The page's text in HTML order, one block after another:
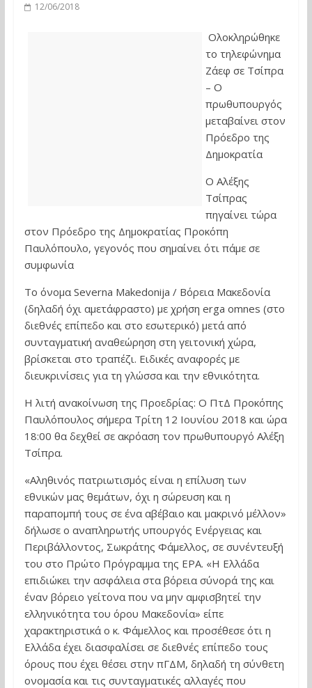
12/06/2018
Ολοκληρώθηκε
το τηλεφώνημα
Ζάεφ σε Τσίπρα
– Ο
πρωθυπουργός
μεταβαίνει στον
Πρόεδρο της
Δημοκρατία
Ο Αλέξης
Τσίπρας
πηγαίνει τώρα
στον Πρόεδρο της Δημοκρατίας Προκόπη
Παυλόπουλο, γεγονός που σημαίνει ότι πάμε σε
συμφωνία
Το όνομα Severna Makedonija / Βόρεια Μακεδονία
(δηλαδή όχι αμετάφραστο) με χρήση erga omnes (στο
διεθνές επίπεδο και στο εσωτερικό) μετά από
συνταγματική αναθεώρηση στη γειτονική χώρα,
βρίσκεται στο τραπέζι. Ειδικές αναφορές με
διευκρινίσεις για τη γλώσσα και την εθνικότητα.
Η λιτή ανακοίνωση της Προεδρίας: Ο ΠτΔ Προκόπης
Παυλόπουλος σήμερα Τρίτη 12 Ιουνίου 2018 και ώρα
18:00 θα δεχθεί σε ακρόαση τον πρωθυπουργό Αλέξη
Τσίπρα.
«Αληθινός πατριωτισμός είναι η επίλυση των
εθνικών μας θεμάτων, όχι η σώρευση και η
παραπομπή τους σε ένα αβέβαιο και μακρινό μέλλον»
δήλωσε ο αναπληρωτής υπουργός Ενέργειας και
Περιβάλλοντος, Σωκράτης Φάμελλος, σε συνέντευξή
του στο Πρώτο Πρόγραμμα της ΕΡΑ. «Η Ελλάδα
επιδιώκει την ασφάλεια στα βόρεια σύνορά της και
έναν βόρειο γείτονα που να μην αμφισβητεί την
ελληνικότητα του όρου Μακεδονία» είπε
χαρακτηριστικά ο κ. Φάμελλος και προσέθεσε ότι η
Ελλάδα έχει διασφαλίσει σε διεθνές επίπεδο τους
όρους που έχει θέσει στην πΓΔΜ, δηλαδή τη σύνθετη
ονομασία και τις συνταγματικές αλλαγές που